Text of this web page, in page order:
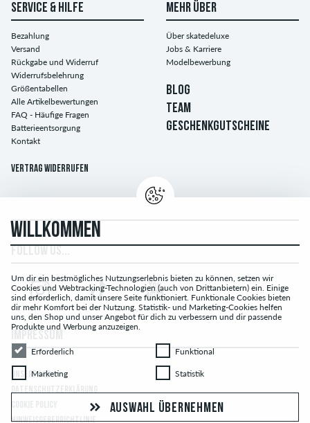
SERVICE & HILFE
Bezahlung
Versand
Rückgabe und Widerruf
Widerrufsbelehrung
Größentabellen
Alle Artikelbewertungen
FAQ - Häufige Fragen
Batterieentsorgung
Kontakt
Vertrag widerrufen
MEHR ÜBER
Über skatedeluxe
Jobs & Karriere
Modelbewerbung
BLOG
TEAM
GESCHENKGUTSCHEINE
UNSERE AGB
HINWEISGEBERRICHTLINIE
WILLKOMMEN
Um dir ein bestmögliches Nutzungserlebnis bieten zu können, setzen wir
Cookies und Webtracking-Technologien (auch von Drittanbietern) ein. Einige
sind erforderlich, damit unsere Seite funktioniert. Funktionale Cookies bieten
dir mehr Komfort bei der Nutzung. Statistik- und Marketing-Cookies helfen
uns, den Shop und unser Angebot für dich zu verbessern und dir passende
Produkte und Werbung anzuzeigen.
Erforderlich
Erforderlich FunktionalFunktional
MarketingMarketing StatistikStatistik
AUSWAHL ÜBERNEHMEN